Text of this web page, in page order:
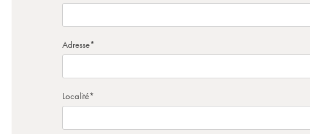
Adresse*
Localité*